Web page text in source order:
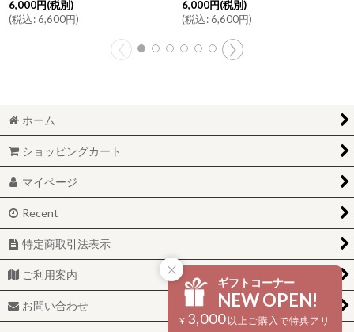
6,000円(税別)
(税込:6,600円)
6,000円(税別)
(税込:6,600円)
ホーム
ショッピングカート
マイページ
Recent
特定商取引法表示
ご利用案内
お問い合わせ
ギフトコーナー
NEW OPEN!
¥ 3,000 以上ご購入で特典アリ